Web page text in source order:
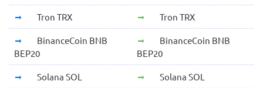
Tron TRX Tron TRX
BinanceCoin BNB
BEP20
BinanceCoin BNB
BEP20
Solana SOL Solana SOL